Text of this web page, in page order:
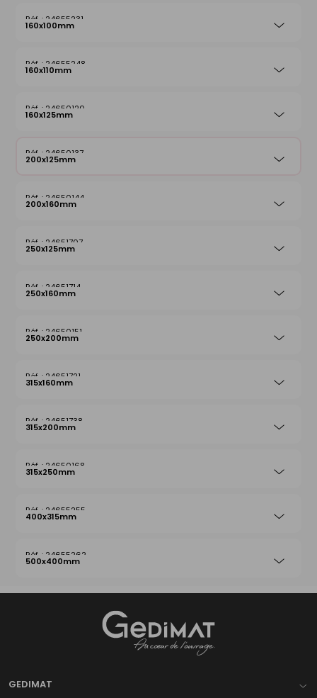
24655231
160x100mm
24655248
160x110mm
24650120
160x125mm
24650137
200x125mm
24650144
200x160mm
24651707
250x125mm
24651714
250x160mm
24650151
250x200mm
24651721
315x160mm
24651738
315x200mm
24650168
315x250mm
24655255
400x315mm
24655262
500x400mm
GEDIMAT